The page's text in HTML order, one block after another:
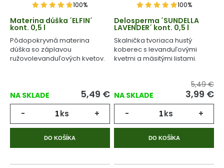
100%
Materina dúška ´ELFIN´
kont. 0,5 l
Pôdopokryvná materina
dúška so záplavou
ružovolevanduľových kvetov.
NA SKLADE 5,49 €
- ks +
DO KOŠÍKA
100%
Delosperma ´SUNDELLA
LAVENDER´ kont. 0,5 l
Skalnička tvoriaca hustý
koberec s levanduľovými
kvetmi a mäsitými listami.
NA SKLADE
5,49 €
3,99 €
- ks +
DO KOŠÍKA